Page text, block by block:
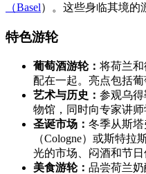
（Basel）。这些身临其境的
特色游轮
葡萄酒游轮： 将荷兰
配在一起。亮点包括葡
艺术与历史： 参观乌
物馆，同时向专家讲师
圣诞市场： 冬季从斯塔
（Cologne）或斯特拉
光的市场、闷酒和节日
美食游轮： 品尝荷兰